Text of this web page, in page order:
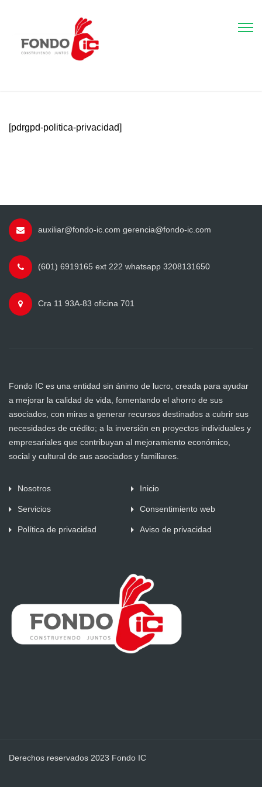
[pdrgpd-politica-privacidad]
auxiliar@fondo-ic.com gerencia@fondo-ic.com
(601) 6919165 ext 222 whatsapp 3208131650
Cra 11 93A-83 oficina 701
Fondo IC es una entidad sin ánimo de lucro, creada para ayudar
a mejorar la calidad de vida, fomentando el ahorro de sus
asociados, con miras a generar recursos destinados a cubrir sus
necesidades de crédito; a la inversión en proyectos individuales y
empresariales que contribuyan al mejoramiento económico,
social y cultural de sus asociados y familiares.
Nosotros Inicio
Servicios Consentimiento web
Política de privacidad Aviso de privacidad
Derechos reservados 2023 Fondo IC